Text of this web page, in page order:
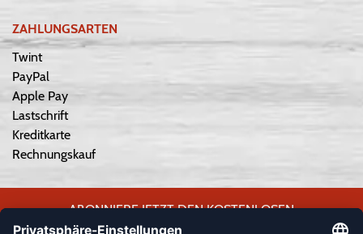
ZAHLUNGSARTEN
Twint
PayPal
Apple Pay
Lastschrift
Kreditkarte
Rechnungskauf
ABONNIERE JETZT DEN KOSTENLOSEN
WEPLAYVOLLEYBALL-NEWSLETTER UND VERPASSE KEINE